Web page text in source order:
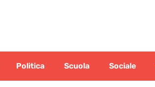
Politica Scuola Sociale